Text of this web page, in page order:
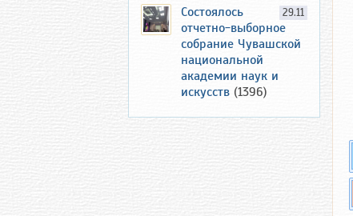
29.11
Состоялось
отчетно-выборное
собрание Чувашской
национальной
академии наук и
искусств (1396)